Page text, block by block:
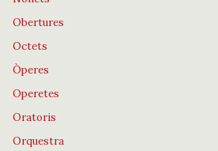
Obertures
Octets
Òperes
Operetes
Oratoris
Orquestra